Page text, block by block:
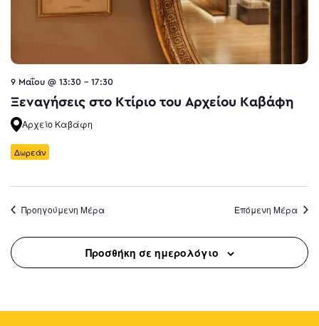
9 Μαΐου @ 13:30 - 17:30
Ξεναγήσεις στο Κτίριο του Αρχείου Καβάφη
Αρχείο Καβάφη
Δωρεάν
Προηγούμενη Μέρα Επόμενη Μέρα
Προσθήκη σε ημερολόγιο